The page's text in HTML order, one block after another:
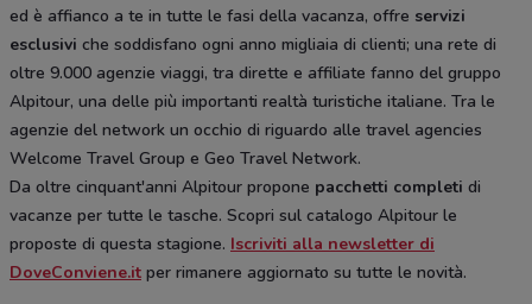
ed è affianco a te in tutte le fasi della vacanza, offre servizi
esclusivi che soddisfano ogni anno migliaia di clienti; una rete di
oltre 9.000 agenzie viaggi, tra dirette e affiliate fanno del gruppo
Alpitour, una delle più importanti realtà turistiche italiane. Tra le
agenzie del network un occhio di riguardo alle travel agencies
Welcome Travel Group e Geo Travel Network.
Da oltre cinquant'anni Alpitour propone pacchetti completi di
vacanze per tutte le tasche. Scopri sul catalogo Alpitour le
proposte di questa stagione. Iscriviti alla newsletter di
DoveConviene.it per rimanere aggiornato su tutte le novità.